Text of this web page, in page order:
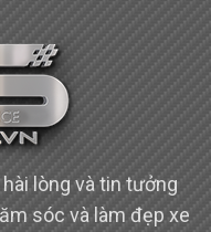
lòng và tin tưởng
sóc và làm đẹp xe